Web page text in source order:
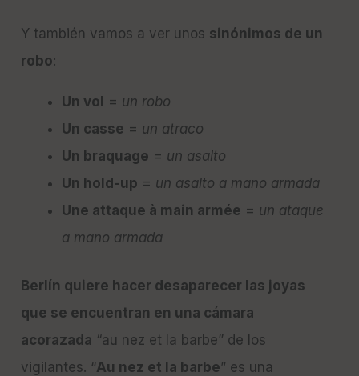
Y también vamos a ver unos sinónimos de un
robo:
Un vol = un robo
Un casse = un atraco
Un braquage = un asalto
Un hold-up = un asalto a mano armada
Une attaque à main armée = un ataque
a mano armada
Berlín quiere hacer desaparecer las joyas
que se encuentran en una cámara
acorazada “au nez et la barbe” de los
vigilantes. “Au nez et la barbe” es una